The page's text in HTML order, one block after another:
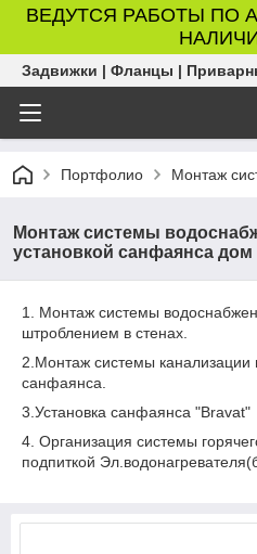
ВЕДУТСЯ РАБОТЫ ПО
Задвижки | Фланцы |
Портфолио Монтаж
Монтаж системы
установкой санфаянса
1. Монтаж системы
штроблением в стенах.
2.Монтаж системы канализации
санфаянса.
3.Установка санфаянса "Bravat"
4. Организация системы
подпиткой